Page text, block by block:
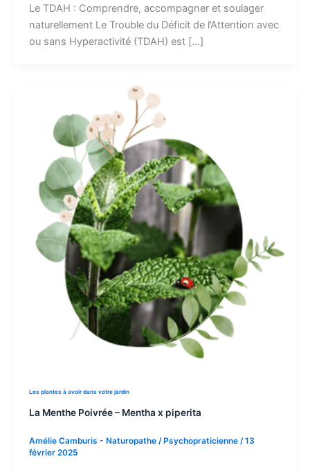
Le TDAH : Comprendre, accompagner et soulager
naturellement Le Trouble du Déficit de l’Attention avec
ou sans Hyperactivité (TDAH) est […]
Les plantes à avoir dans votre jardin
La Menthe Poivrée – Mentha x piperita
Amélie Camburis - Naturopathe / Psychopraticienne /13
février 2025